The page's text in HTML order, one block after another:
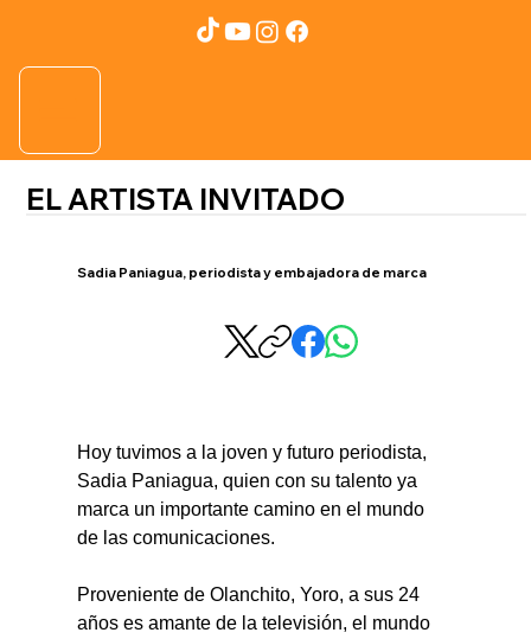
EL ARTISTA INVITADO
Sadia Paniagua, periodista y embajadora de marca
Hoy tuvimos a la joven y futuro periodista,
Sadia Paniagua, quien con su talento ya
marca un importante camino en el mundo
de las comunicaciones.
Proveniente de Olanchito, Yoro, a sus 24
años es amante de la televisión, el mundo